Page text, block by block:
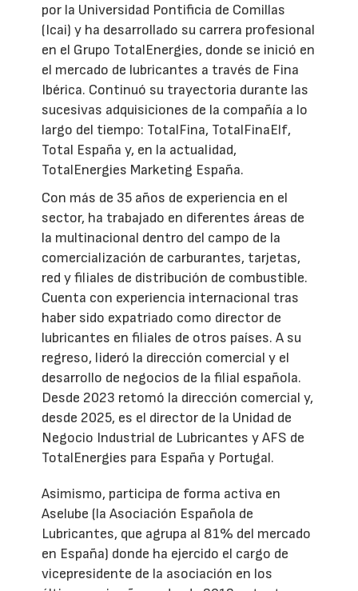
por la Universidad Pontificia de Comillas
(Icai) y ha desarrollado su carrera profesional
en el Grupo TotalEnergies, donde se inició en
el mercado de lubricantes a través de Fina
Ibérica. Continuó su trayectoria durante las
sucesivas adquisiciones de la compañía a lo
largo del tiempo: TotalFina, TotalFinaElf,
Total España y, en la actualidad,
TotalEnergies Marketing España.
Con más de 35 años de experiencia en el
sector, ha trabajado en diferentes áreas de
la multinacional dentro del campo de la
comercialización de carburantes, tarjetas,
red y filiales de distribución de combustible.
Cuenta con experiencia internacional tras
haber sido expatriado como director de
lubricantes en filiales de otros países. A su
regreso, lideró la dirección comercial y el
desarrollo de negocios de la filial española.
Desde 2023 retomó la dirección comercial y,
desde 2025, es el director de la Unidad de
Negocio Industrial de Lubricantes y AFS de
TotalEnergies para España y Portugal.
Asimismo, participa de forma activa en
Aselube (la Asociación Española de
Lubricantes, que agrupa al 81% del mercado
en España) donde ha ejercido el cargo de
vicepresidente de la asociación en los